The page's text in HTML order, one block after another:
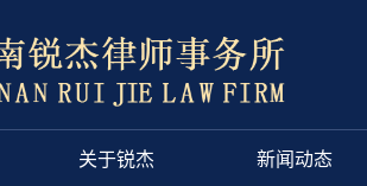
关于锐杰 新闻动态